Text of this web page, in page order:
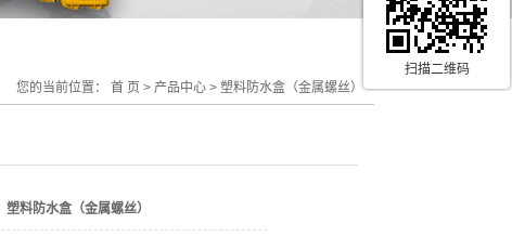
南京办事处
辽宁办事处
您的当前位置： 首 页 > 产品中心 > 塑料防水盒（金属螺丝）
塑料防水盒（金属螺丝）
扫描二维码